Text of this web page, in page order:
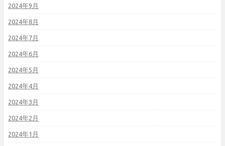
2024年9月
2024年8月
2024年7月
2024年6月
2024年5月
2024年4月
2024年3月
2024年2月
2024年1月